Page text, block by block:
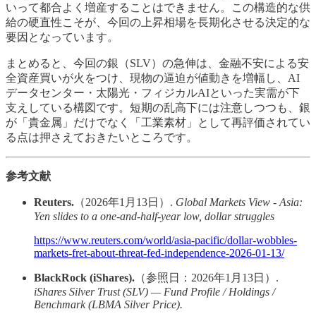
いって都合よく増産することはできません。この構造的な供
給の硬直性こそが、今回の上昇相場を長期化させる決定的な
要因となっています。
まとめると、今回の銀（SLV）の急伸は、金融不安による安
全資産買いが火をつけ、現物の逼迫が値動きを増幅し、AI
データセンター・太陽光・フィジカルAIといった実需が下
支えしている構図です。短期の乱高下には注意しつつも、銀
が「貴金属」だけでなく「工業素材」として再評価されてい
る点は押さえておきたいところです。
参考文献
Reuters. （2026年1月13日）. Global Markets View - Asia:
Yen slides to a one-and-half-year low, dollar struggles
https://www.reuters.com/world/asia-pacific/dollar-wobbles-
markets-fret-about-threat-fed-independence-2026-01-13/
BlackRock (iShares). （参照日：2026年1月13日）.
iShares Silver Trust (SLV) — Fund Profile / Holdings /
Benchmark (LBMA Silver Price).